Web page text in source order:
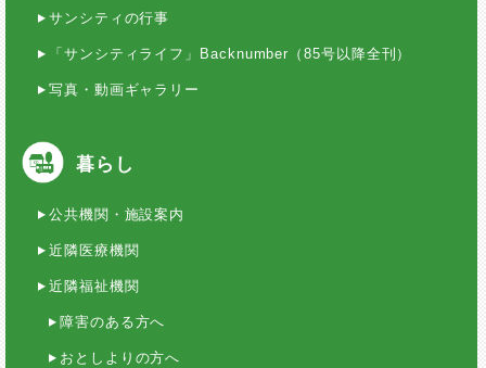
サンシティの行事
「サンシティライフ」Backnumber（85号以降全刊）
写真・動画ギャラリー
暮らし
公共機関・施設案内
近隣医療機関
近隣福祉機関
障害のある方へ
おとしよりの方へ